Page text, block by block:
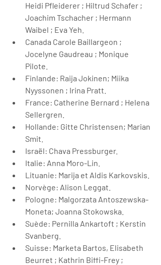
Heidi Pfleiderer ; Hiltrud Schafer ;
Joachim Tschacher ; Hermann
Waibel ; Eva Yeh.
Canada Carole Baillargeon ;
Jocelyne Gaudreau ; Monique
Pilote.
Finlande: Raija Jokinen; Miika
Nyyssonen ; Irina Pratt.
France: Catherine Bernard ; Helena
Sellergren.
Hollande: Gitte Christensen; Marian
Smit.
Israël: Chava Pressburger.
Italie: Anna Moro-Lin.
Lituanie: Marija et Aldis Karkovskis.
Norvège: Alison Leggat.
Pologne: Malgorzata Antoszewska-
Moneta; Joanna Stokowska.
Suède: Pernilla Ankartoft ; Kerstin
Svanberg.
Suisse: Marketa Bartos, Elisabeth
Beurret ; Kathrin Biffi-Frey ;